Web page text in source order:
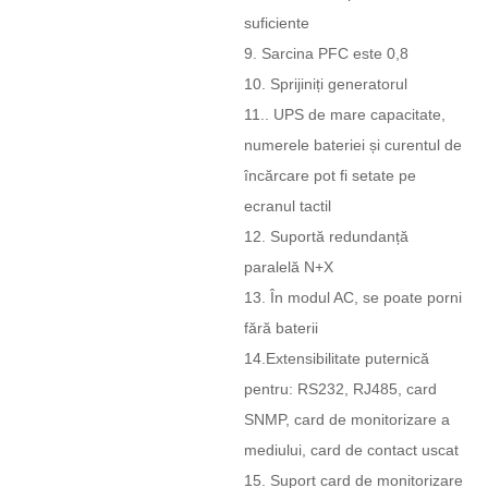
suficiente
9. Sarcina PFC este 0,8
10. Sprijiniți generatorul
11.. UPS de mare capacitate,
numerele bateriei și curentul de
încărcare pot fi setate pe
ecranul tactil
12. Suportă redundanță
paralelă N+X
13. În modul AC, se poate porni
fără baterii
14.Extensibilitate puternică
pentru: RS232, RJ485, card
SNMP, card de monitorizare a
mediului, card de contact uscat
15. Suport card de monitorizare